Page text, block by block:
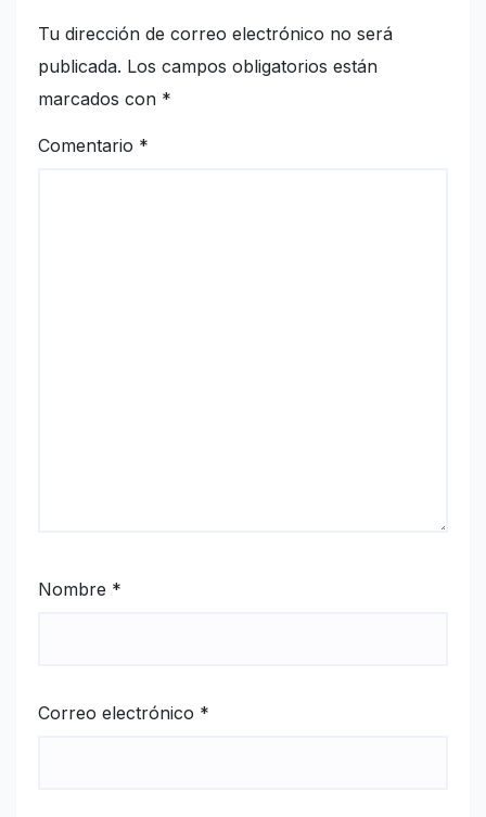
Tu dirección de correo electrónico no será
publicada. Los campos obligatorios están
marcados con *
Comentario *
Nombre *
Correo electrónico *